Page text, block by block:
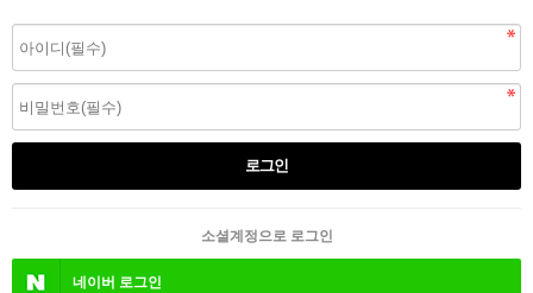
소셜계정으로 로그인
네이버 로그인